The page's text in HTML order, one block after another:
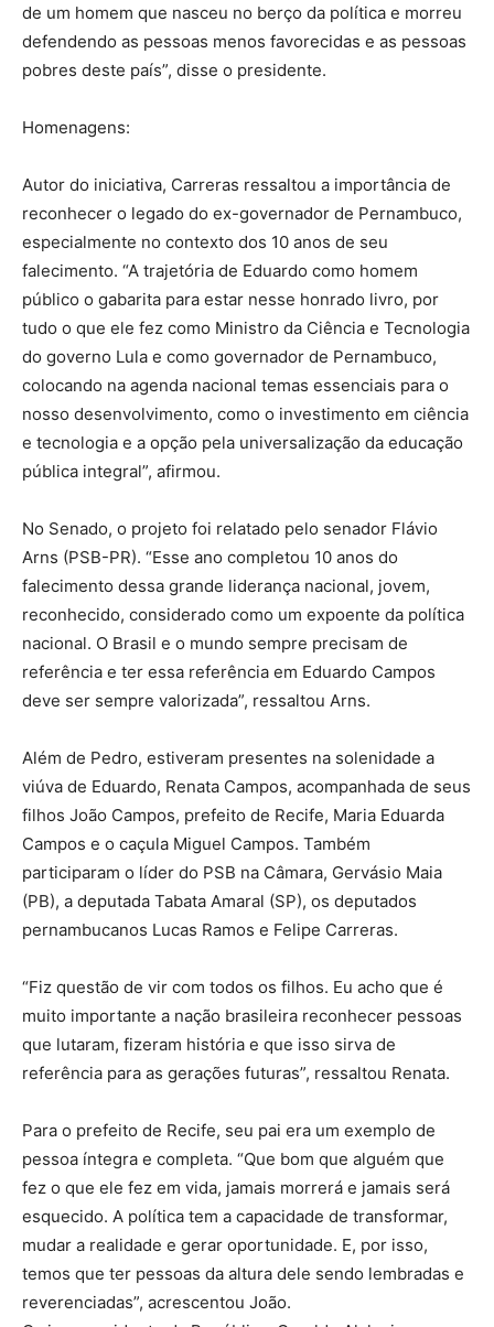
de um homem que nasceu no berço da política e morreu
defendendo as pessoas menos favorecidas e as pessoas
pobres deste país”, disse o presidente.
Homenagens:
Autor do iniciativa, Carreras ressaltou a importância de
reconhecer o legado do ex-governador de Pernambuco,
especialmente no contexto dos 10 anos de seu
falecimento. “A trajetória de Eduardo como homem
público o gabarita para estar nesse honrado livro, por
tudo o que ele fez como Ministro da Ciência e Tecnologia
do governo Lula e como governador de Pernambuco,
colocando na agenda nacional temas essenciais para o
nosso desenvolvimento, como o investimento em ciência
e tecnologia e a opção pela universalização da educação
pública integral”, afirmou.
No Senado, o projeto foi relatado pelo senador Flávio
Arns (PSB-PR). “Esse ano completou 10 anos do
falecimento dessa grande liderança nacional, jovem,
reconhecido, considerado como um expoente da política
nacional. O Brasil e o mundo sempre precisam de
referência e ter essa referência em Eduardo Campos
deve ser sempre valorizada”, ressaltou Arns.
Além de Pedro, estiveram presentes na solenidade a
viúva de Eduardo, Renata Campos, acompanhada de seus
filhos João Campos, prefeito de Recife, Maria Eduarda
Campos e o caçula Miguel Campos. Também
participaram o líder do PSB na Câmara, Gervásio Maia
(PB), a deputada Tabata Amaral (SP), os deputados
pernambucanos Lucas Ramos e Felipe Carreras.
“Fiz questão de vir com todos os filhos. Eu acho que é
muito importante a nação brasileira reconhecer pessoas
que lutaram, fizeram história e que isso sirva de
referência para as gerações futuras”, ressaltou Renata.
Para o prefeito de Recife, seu pai era um exemplo de
pessoa íntegra e completa. “Que bom que alguém que
fez o que ele fez em vida, jamais morrerá e jamais será
esquecido. A política tem a capacidade de transformar,
mudar a realidade e gerar oportunidade. E, por isso,
temos que ter pessoas da altura dele sendo lembradas e
reverenciadas”, acrescentou João.